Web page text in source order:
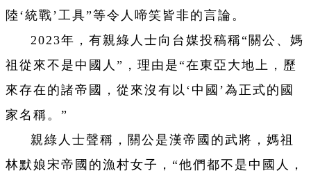
陸‘統戰’工具”等令人啼笑皆非的言論。
2023年，有親綠人士向台媒投稿稱“關公、媽
祖從來不是中國人”，理由是“在東亞大地上，歷
來存在的諸帝國，從來沒有以‘中國’為正式的國
家名稱。”
親綠人士聲稱，關公是漢帝國的武將，媽祖
林默娘宋帝國的漁村女子，“他們都不是中國人，